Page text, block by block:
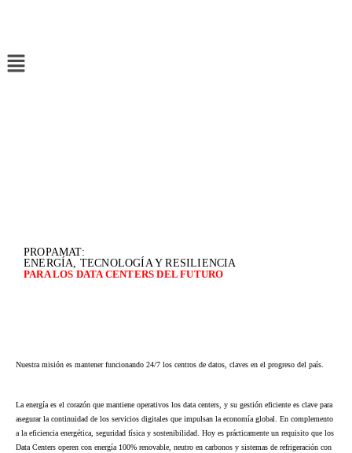
PROPAMAT:
ENERGÍA, TECNOLOGÍA Y RESILIENCIA
PARA LOS DATA CENTERS DEL FUTURO
Nuestra misión es mantener funcionando 24/7 los centros de datos, claves en el progreso del país.
La energía es el corazón que mantiene operativos los data centers, y su gestión eficiente es clave para
asegurar la continuidad de los servicios digitales que impulsan la economía global. En complemento
a la eficiencia energética, seguridad física y sostenibilidad. Hoy es prácticamente un requisito que los
Data Centers operen con energía 100% renovable, neutro en carbonos y sistemas de refrigeración con